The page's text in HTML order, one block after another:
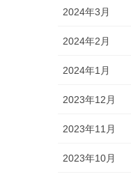
2024年3月
2024年2月
2024年1月
2023年12月
2023年11月
2023年10月